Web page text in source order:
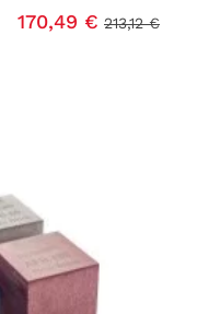
170,49 € 213,12 €